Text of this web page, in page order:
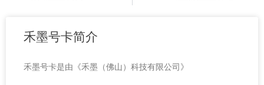
禾墨号卡简介
禾墨号卡是由《禾墨（佛山）科技有限公司》